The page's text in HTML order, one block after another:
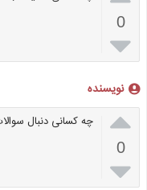
0

نویسنده

0

چه کسانی دنبال